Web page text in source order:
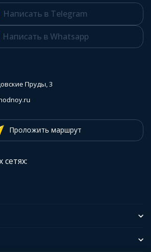
Написать в Telegram
Написать в Whatsapp
Пруды, 3
Проложить маршрут